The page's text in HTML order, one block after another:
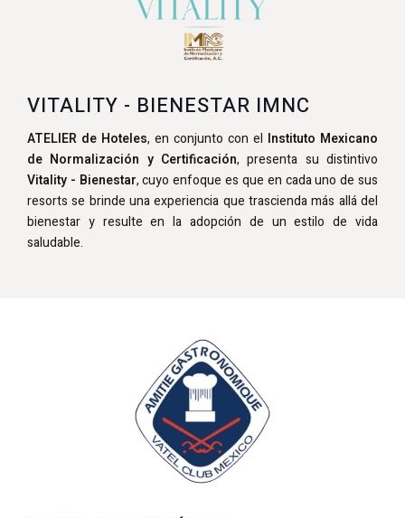
VITALITY - BIENESTAR IMNC
ATELIER de Hoteles, en conjunto con el Instituto Mexicano
de Normalización y Certificación, presenta su distintivo
Vitality - Bienestar, cuyo enfoque es que en cada uno de sus
resorts se brinde una experiencia que trascienda más allá del
bienestar y resulte en la adopción de un estilo de vida
saludable.